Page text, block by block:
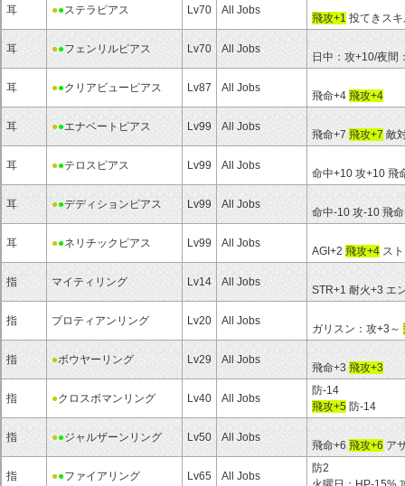
耳 ●●ステラピアス Lv70 All Jobs
飛攻+1 投てきス
耳 ●●フェンリルピアス Lv70 All Jobs
日中：攻+10/夜間
耳 ●●クリアビューピアス Lv87 All Jobs
飛命+4 飛攻+4
耳 ●●エナベートピアス Lv99 All Jobs
飛命+7 飛攻+7 敵
耳 ●●テロスピアス Lv99 All Jobs
命中+10 攻+10 飛
耳 ●●デディションピアス Lv99 All Jobs
命中-10 攻-10 飛
耳 ●●ネリチックピアス Lv99 All Jobs
AGI+2 飛攻+4 ス
指 マイティリング Lv14 All Jobs
STR+1 耐火+3 エ
指 プロティアンリング Lv20 All Jobs
ガリスン：攻+3～
指 ●ボウヤーリング Lv29 All Jobs
飛命+3 飛攻+3
指 ●クロスボマンリング Lv40 All Jobs
防-14
飛攻+5 防-14
指 ●●ジャルザーンリング Lv50 All Jobs
飛命+6 飛攻+6 ア
指 ●●ファイアリング Lv65 All Jobs
防2